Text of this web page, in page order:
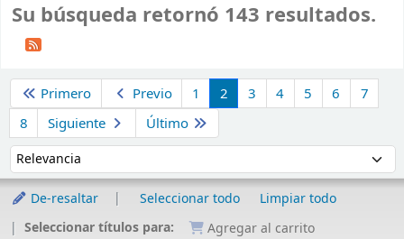
Su búsqueda retornó 143 resultados.
Primero Previo 1 2 3 4 5 6
7
8
Siguiente Último
Ordenar por:
De-resaltar Seleccionar todo
Limpiar todo
Seleccionar títulos para:
Agregar al carrito